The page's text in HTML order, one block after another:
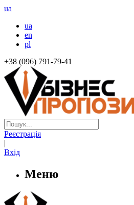
ua
ua
en
pl
+38 (096) 791-79-41
Реєстрація
|
Вхід
Меню